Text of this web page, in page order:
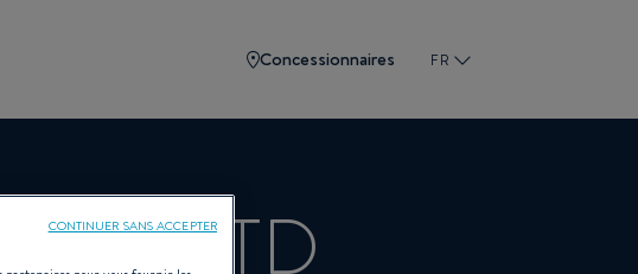
Concessionnaires FR
LTD
CONTINUER SANS ACCEPTER